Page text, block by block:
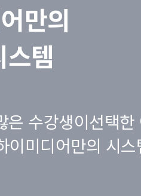
만의
템
은 수강생이선택한
이미디어만의 시